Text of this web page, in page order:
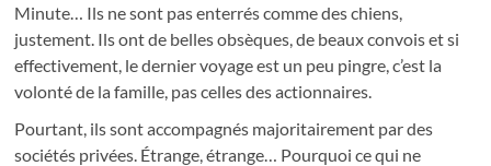
Minute… Ils ne sont pas enterrés comme des chiens,
justement. Ils ont de belles obsèques, de beaux convois et si
effectivement, le dernier voyage est un peu pingre, c’est la
volonté de la famille, pas celles des actionnaires.
Pourtant, ils sont accompagnés majoritairement par des
sociétés privées. Étrange, étrange… Pourquoi ce qui ne